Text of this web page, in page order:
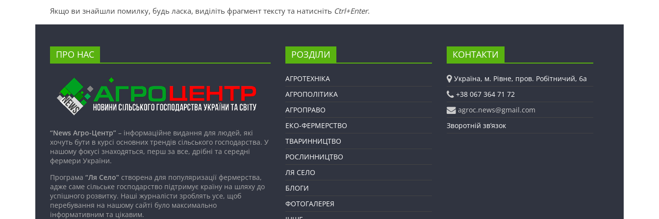
Якщо ви знайшли помилку, будь ласка, виділіть фрагмент тексту та натисніть Ctrl+Enter.
ПРО НАС
“News Агро-Центр” – інформаційне видання для людей, які
хочуть бути в курсі основних трендів сільського господарства. У
нашому фокусі знаходяться, перш за все, дрібні та середні
фермери України.
Програма “Ля Село” створена для популяризації фермерства,
адже саме сільське господарство підтримує країну на шляху до
успішного розвитку. Наші журналісти зроблять усе, щоб
перебування на нашому сайті було максимально
інформативним та цікавим.
РОЗДІЛИ
АГРОТЕХНІКА
АГРОПОЛІТИКА
АГРОПРАВО
ЕКО-ФЕРМЕРСТВО
ТВАРИННИЦТВО
РОСЛИННИЦТВО
ЛЯ СЕЛО
БЛОГИ
ФОТОГАЛЕРЕЯ
КОНТАКТИ
Україна, м. Рівне, пров. Робітничий, 6а
+38 067 364 71 72
agroc.news@gmail.com
Зворотній зв’язок